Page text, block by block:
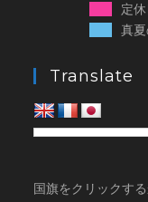
定休
真
Translate
国旗をクリックす